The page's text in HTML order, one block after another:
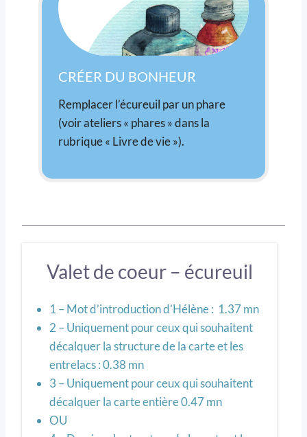
CRÉER DU BONHEUR
Remplacer l’écureuil par un phare
(voir ateliers « phares » dans la
rubrique « Livre de vie »).
Valet de coeur – écureuil
1 – Mot d’introduction d’Hélène : 1.37 mn
2 – Uniquement pour ceux qui souhaitent
décalquer la structure de la carte et les
entrelacs : 0.38 mn
3 – Uniquement pour ceux qui souhaitent
décalquer la carte entière 0.47 mn
OU